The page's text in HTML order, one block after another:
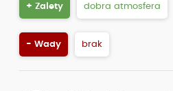
+ Zalety dobra atmosfera
- Wady brak